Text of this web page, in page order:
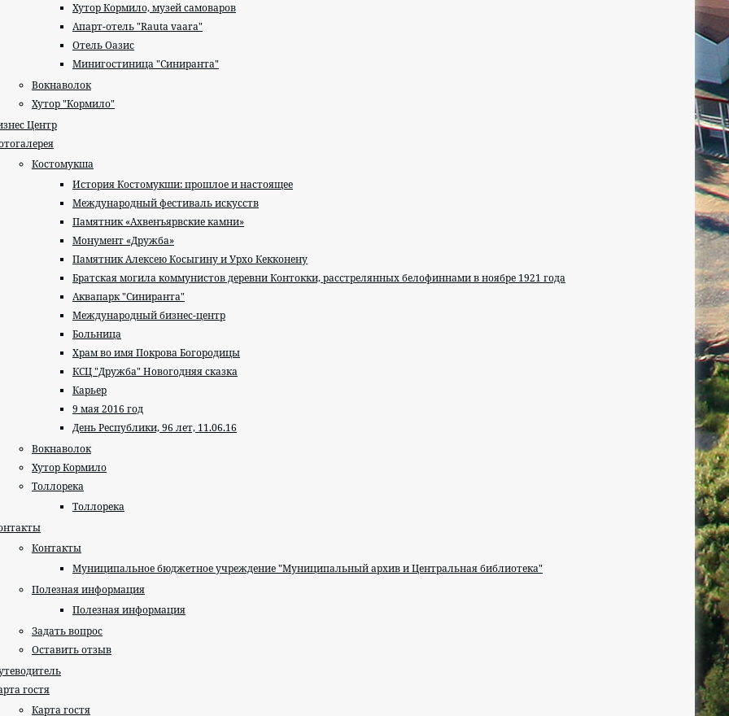
Хутор Кормило, музей самоваров
Апарт-отель "Rauta vaara"
Отель Оазис
Минигостиница "Синиранта"
Вокнаволок
Хутор "Кормило"
Центр
Костомукша
История Костомукши: прошлое и настоящее
Международный фестиваль искусств
Памятник «Ахвенъярвские камни»
Монумент «Дружба»
Памятник Алексею Косыгину и Урхо Кекконену
Братская могила коммунистов деревни Контокки, расстрелянных белофиннами в ноябре 1921 года
Аквапарк "Синиранта"
Международный бизнес-центр
Больница
Храм во имя Покрова Богородицы
КСЦ "Дружба" Новогодняя сказка
Карьер
9 мая 2016 год
День Республики, 96 лет, 11.06.16
Вокнаволок
Хутор Кормило
Толлорека
Толлорека
Контакты
Муниципальное бюджетное учреждение "Муниципальный архив и Центральная библиотека"
Полезная информация
Полезная информация
Задать вопрос
Оставить отзыв
гостя
Карта гостя